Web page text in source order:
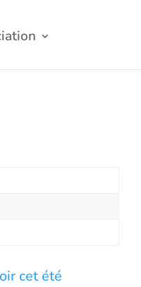
cet été